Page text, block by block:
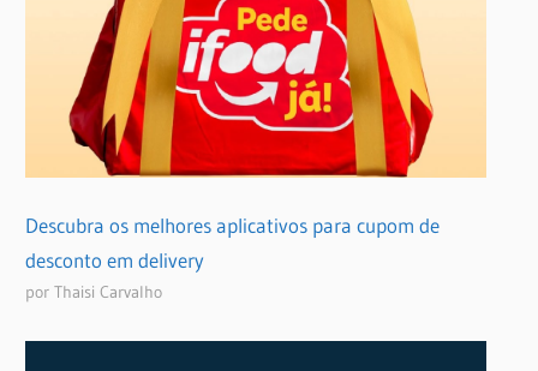
Descubra os melhores aplicativos para cupom de
desconto em delivery
por Thaisi Carvalho